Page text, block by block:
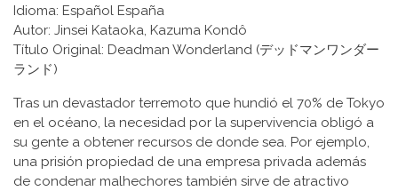
Idioma: Español España
Autor: Jinsei Kataoka, Kazuma Kondô
Título Original: Deadman Wonderland (デッドマンワンダー
ランド)
Tras un devastador terremoto que hundió el 70% de Tokyo
en el océano, la necesidad por la supervivencia obligó a
su gente a obtener recursos de donde sea. Por ejemplo,
una prisión propiedad de una empresa privada además
de condenar malhechores también sirve de atractivo